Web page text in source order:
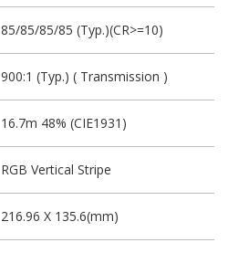
85/85/85/85 (Typ.)(CR>=10)
900:1 (Typ.) ( Transmission )
16.7m 48% (CIE1931)
RGB Vertical Stripe
216.96 X 135.6(mm)